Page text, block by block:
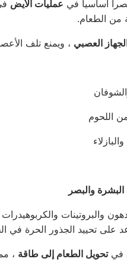
أساسياً في عمليات الأيض
من الطعام.
العصبي ، ويمنع تلف
اللحوم
والبروتينات
على تحييد الجذور الحرة في
فيتحويل الطعام إلى طاقة ،